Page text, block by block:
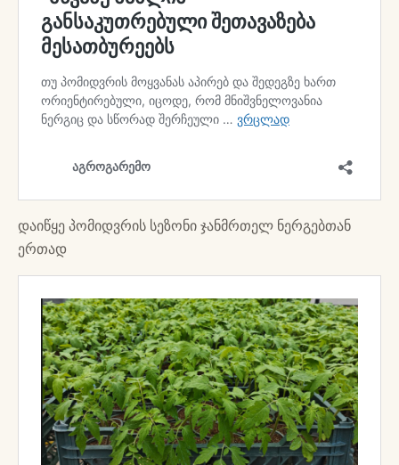
დაიწყე პომიდვრის სეზონი ჯანმრთელ ნერგებთან
ერთად